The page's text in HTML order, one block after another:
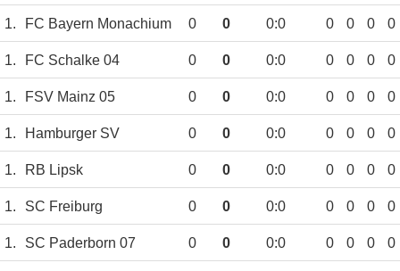
1. FC Bayern Monachium 0 0 0:0 0 0 0 0
1. FC Schalke 04 0 0 0:0 0 0 0 0
1. FSV Mainz 05 0 0 0:0 0 0 0 0
1. Hamburger SV 0 0 0:0 0 0 0 0
1. RB Lipsk 0 0 0:0 0 0 0 0
1. SC Freiburg 0 0 0:0 0 0 0 0
1. SC Paderborn 07 0 0 0:0 0 0 0 0